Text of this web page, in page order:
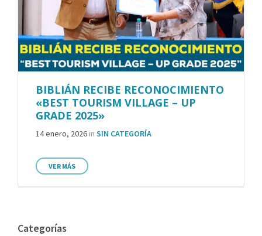
BIBLIÁN RECIBE RECONOCIMIENTO
«BEST TOURISM VILLAGE – UP
GRADE 2025»
14 enero, 2026 in SIN CATEGORÍA
VER MÁS
Categorías